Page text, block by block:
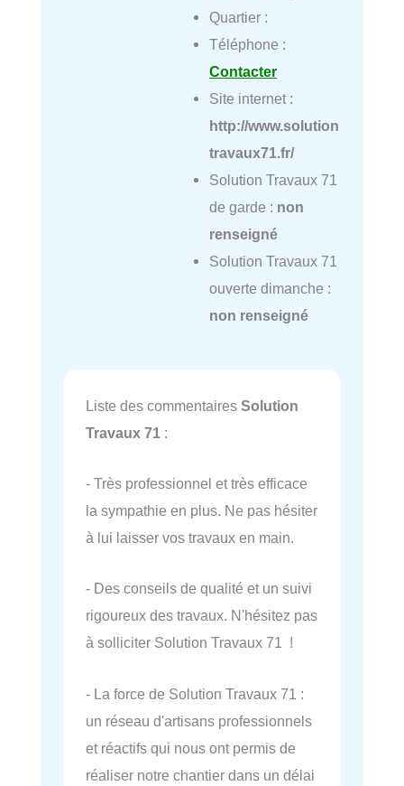
Quartier :
Téléphone :
Contacter
Site internet :
http://www.solution
travaux71.fr/
Solution Travaux 71
de garde : non
renseigné
Solution Travaux 71
ouverte dimanche :
non renseigné
Liste des commentaires Solution
Travaux 71 :
- Très professionnel et très efficace
la sympathie en plus. Ne pas hésiter
à lui laisser vos travaux en main.
- Des conseils de qualité et un suivi
rigoureux des travaux. N'hésitez pas
à solliciter Solution Travaux 71 !
- La force de Solution Travaux 71 :
un réseau d'artisans professionnels
et réactifs qui nous ont permis de
réaliser notre chantier dans un délai